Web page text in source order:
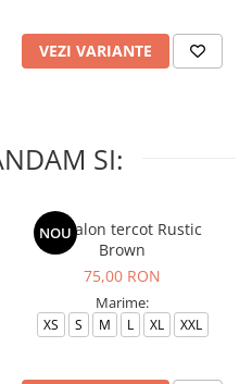
VEZI VARIANTE
SI:
NOU
Pantalon tercot Rustic
Brown
75,00 RON
Marime:
XS S M L XL XXL